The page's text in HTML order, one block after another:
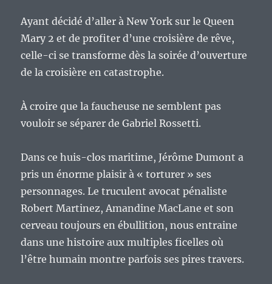
Ayant décidé d’aller à New York sur le Queen
Mary 2 et de profiter d’une croisière de rêve,
celle-ci se transforme dès la soirée d’ouverture
de la croisière en catastrophe.
À croire que la faucheuse ne semblent pas
vouloir se séparer de Gabriel Rossetti.
Dans ce huis-clos maritime, Jérôme Dumont a
pris un énorme plaisir à « torturer » ses
personnages. Le truculent avocat pénaliste
Robert Martinez, Amandine MacLane et son
cerveau toujours en ébullition, nous entraine
dans une histoire aux multiples ficelles où
l’être humain montre parfois ses pires travers.